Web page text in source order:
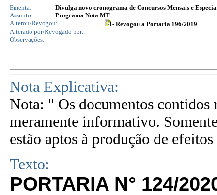
Ementa:
Divulga novo cronograma de Concursos Mensais e
Assunto:
Programa Nota MT
Alterou/Revogou:
- Revogou a Portaria 196/2019
Alterado por/Revogado por:
Observações:
Nota Explicativa:
Nota: " Os documentos contidos
meramente informativo.
estão aptos à produção de
Texto:
PORTARIA N° 124/